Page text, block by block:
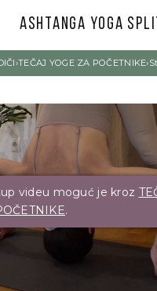
Ashtanga Yoga
›TEČAJ YOGE ZA POČETNIKE›
videu moguć je kroz
.